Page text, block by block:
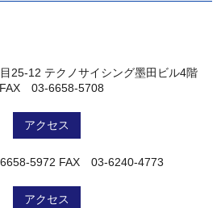
25-12 テクノサイシング墨田ビル4階
FAX 03-6658-5708
アクセス
5972 FAX 03-6240-4773
アクセス